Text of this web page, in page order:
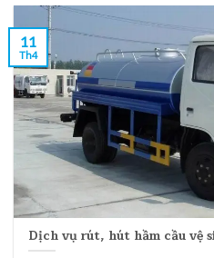
Dịch vụ rút, hút hầm cầu vệ
11
Th4